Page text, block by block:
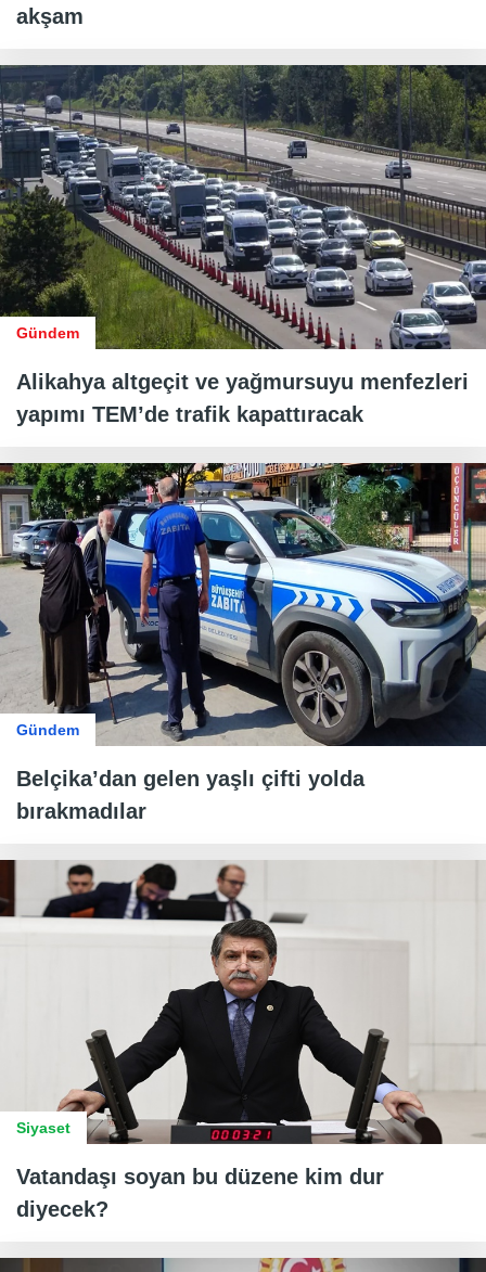
akşam
Gündem
Alikahya altgeçit ve yağmursuyu menfezleri
yapımı TEM’de trafik kapattıracak
Gündem
Belçika’dan gelen yaşlı çifti yolda
bırakmadılar
Siyaset
Vatandaşı soyan bu düzene kim dur
diyecek?